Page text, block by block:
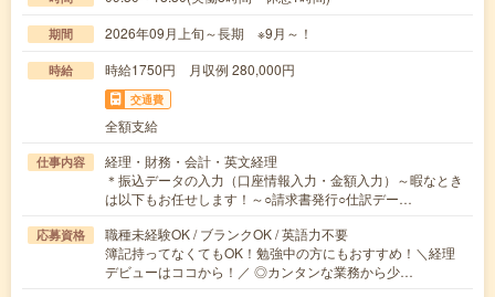
期間 2026年09月上旬～長期 ※9月～！
時給 時給1750円 月収例 280,000円
交通費
全額支給
仕事内容
経理・財務・会計・英文経理
＊振込データの入力（口座情報入力・金額入力）～暇なとき
は以下もお任せします！～○請求書発行○仕訳デー…
応募資格
職種未経験OK / ブランクOK / 英語力不要
簿記持ってなくてもOK！勉強中の方にもおすすめ！＼経理
デビューはココから！／ ◎カンタンな業務から少…